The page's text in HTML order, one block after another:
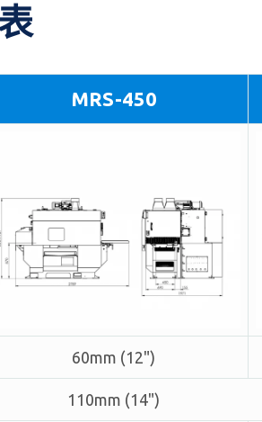
MRS-450
60mm (12")
110mm (14")